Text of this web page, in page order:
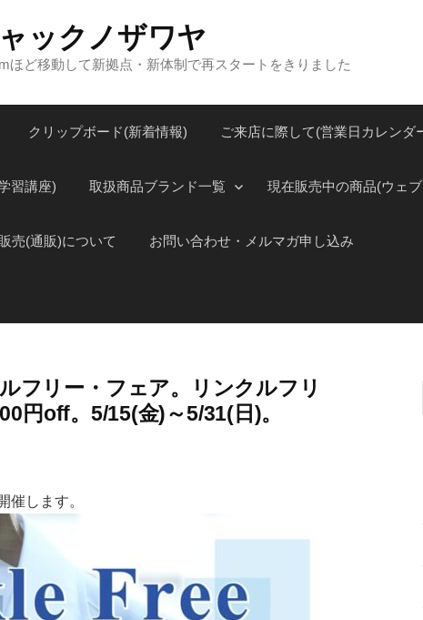
ックノザワヤ
ほど移動して新拠点・新体制で再スタートをきりました
クリップボード(新着情報) ご来店に際して(営業日カレンダ
習講座) 取扱商品ブランド一覧 現在販売中の商品(ウェ
売(通販)について お問い合わせ・メルマガ申し込み
フリー・フェア。リンクルフリ
円off。5/15(金)～5/31(日)。
催します。